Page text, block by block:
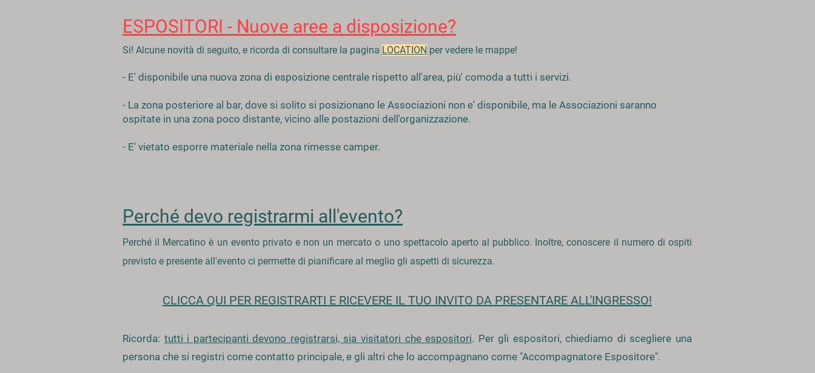
ESPOSITORI - Nuove aree a disposizione?
Si! Alcune novità di seguito, e ricorda di consultare la pagina LOCATION per vedere le mappe!
- E' disponibile una nuova zona di esposizione centrale rispetto all'area, più' comoda a tutti i servizi.
- La zona posteriore al bar, dove si solito si posizionano le Associazioni non e' disponibile, ma le Associazioni saranno
ospitate in una zona poco distante, vicino alle postazioni dell'organizzazione.
- E' vietato esporre materiale nella zona rimesse camper.
Perché devo registrarmi all'evento?
Perché il Mercatino è un evento privato e non un mercato o uno spettacolo aperto al pubblico. Inoltre, conoscere il numero di ospiti
previsto e presente all'evento ci permette di pianificare al meglio gli aspetti di sicurezza.
CLICCA QUI PER REGISTRARTI E RICEVERE IL TUO INVITO DA PRESENTARE ALL'INGRESSO!
Ricorda: tutti i partecipanti devono registrarsi, sia visitatori che espositori. Per gli espositori, chiediamo di scegliere una
persona che si registri come contatto principale, e gli altri che lo accompagnano come "Accompagnatore Espositore".